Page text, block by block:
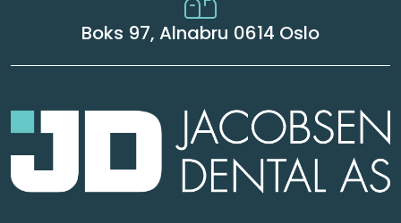
Boks 97, Alnabru 0614 Oslo